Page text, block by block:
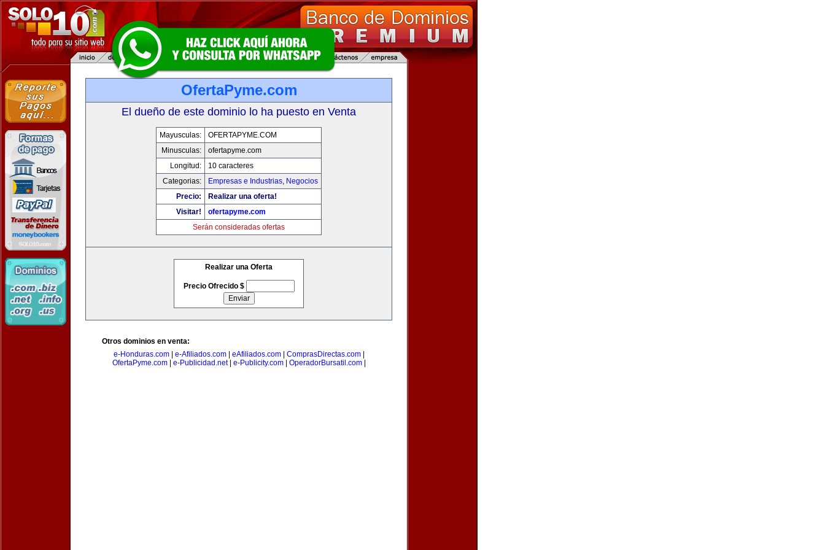
OfertaPyme.com
El dueño de este dominio lo ha puesto en Venta
Mayusculas:
OFERTAPYME.COM
Minusculas:
ofertapyme.com
Longitud:
10 caracteres
Categorias:
Empresas e Industrias, Negocios
Precio:
Realizar una oferta!
Visitar!
ofertapyme.com
Serán consideradas ofertas
Realizar una Oferta
Precio Ofrecido $
Otros dominios en venta:
e-Honduras.com| e-Afiliados.com| eAfiliados.com| ComprasDirectas.com|
OfertaPyme.com| e-Publicidad.net| e-Publicity.com| OperadorBursatil.com|